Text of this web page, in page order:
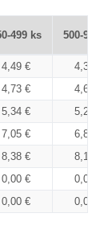
499 ks 500-999
4,49 €
4,38 €
4,73 €
4,61 €
5,34 €
5,21 €
7,05 €
6,87 €
8,38 €
8,16 €
0,00 €
0,00 €
0,00 € 0,00 €